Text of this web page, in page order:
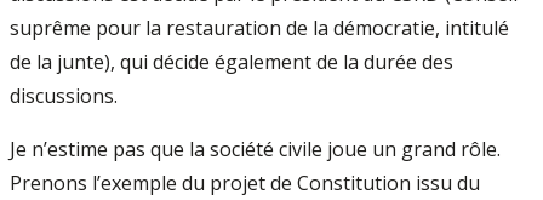
suprême pour la restauration de la démocratie, intitulé
de la junte), qui décide également de la durée des
discussions.
Je n’estime pas que la société civile joue un grand rôle.
Prenons l’exemple du projet de Constitution issu du